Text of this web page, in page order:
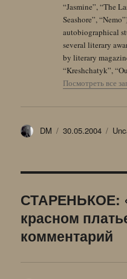
“Jasmine”, “The
Seashore”,
autobiographical
several literary
by literary
“Kreshchatyk”,
Посмотреть все
Автор
DM Опубликовано
30.05.2004
СТАРЕНЬКОЕ:
красном
комментарий